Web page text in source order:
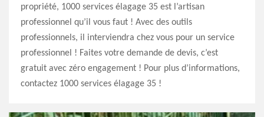
propriété, 1000 services élagage 35 est l’artisan
professionnel qu’il vous faut ! Avec des outils
professionnels, il interviendra chez vous pour un service
professionnel ! Faites votre demande de devis, c’est
gratuit avec zéro engagement ! Pour plus d’informations,
contactez 1000 services élagage 35 !